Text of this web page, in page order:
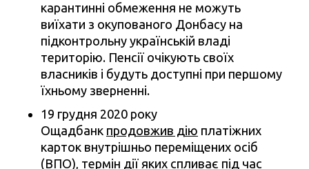
карантинні обмеження не можуть
виїхати з окупованого Донбасу на
підконтрольну українській владі
територію. Пенсії очікують своїх
власників і будуть доступні при першому
їхньому зверненні.
19 грудня 2020 року
Ощадбанк продовжив дію платіжних
карток внутрішньо переміщених осіб
(ВПО), термін дії яких спливає під час